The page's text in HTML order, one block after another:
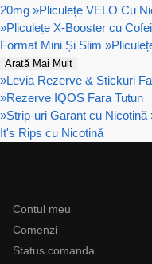
20mg »Pliculețe VELO Cu
»Pliculețe X-Booster cu
Format Mini Și Slim »
Arată Mai Mult
»Levia Rezerve & Stickuri
»Rezerve IQOS Fara Tutun
»Strip-uri Garant cu Nicotină
It's Rips cu Nicotină
Contul meu
Comenzi
Status comanda